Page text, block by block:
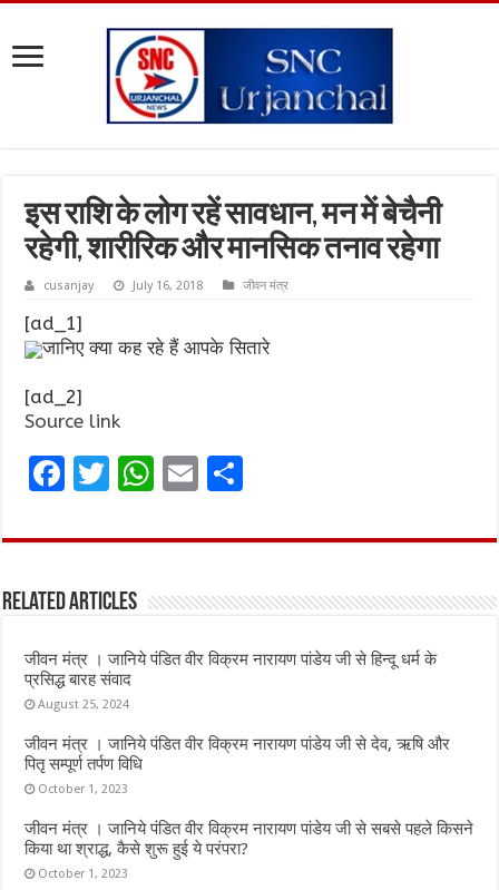
इस राशि के लोग रहें सावधान, मन में बेचैनी
रहेगी, शारीरिक और मानसिक तनाव रहेगा
cusanjay July 16, 2018 जीवन मंत्र
[ad_1]
जानिए क्या कह रहे हैं आपके सितारे
[ad_2]
Source link
F
ce
o
o
k
T
it
r
W
at
A
p
E
ai ar
Related Articles
जीवन मंत्र । जानिये पंडित वीर विक्रम नारायण पांडेय जी से हिन्दू धर्म के
प्रसिद्ध बारह संवाद
August 25, 2024
जीवन मंत्र । जानिये पंडित वीर विक्रम नारायण पांडेय जी से देव, ऋषि और
पितृ सम्पूर्ण तर्पण विधि
October 1, 2023
जीवन मंत्र । जानिये पंडित वीर विक्रम नारायण पांडेय जी से सबसे पहले किसने
किया था श्राद्ध, कैसे शुरू हुई ये परंपरा?
October 1, 2023